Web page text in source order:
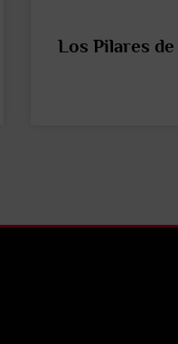
Los Pilares